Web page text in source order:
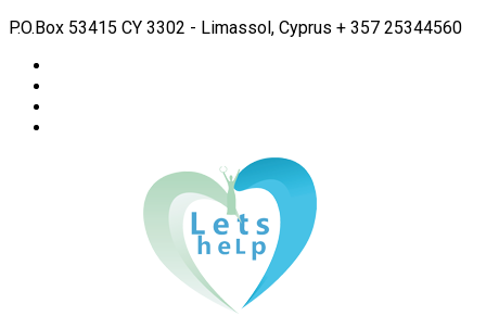
P.O.Box 53415 CY 3302 - Limassol, Cyprus + 357 25344560